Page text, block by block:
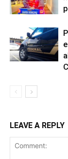
LEAVE A REPLY